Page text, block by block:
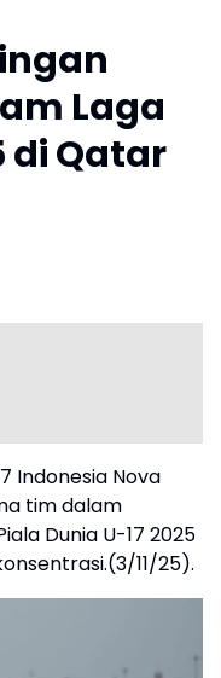
Laga
di Qatar
Indonesia Nova
tim dalam
Dunia U-17 2025
11/25).